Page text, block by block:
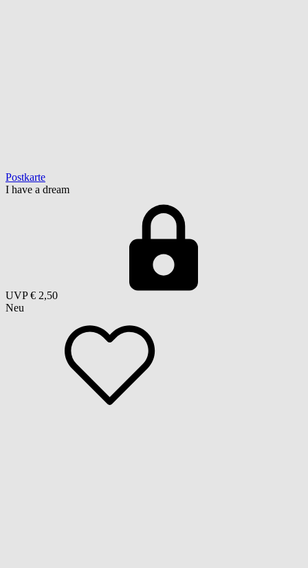
Postkarte
I have a dream
UVP € 2,50
Neu